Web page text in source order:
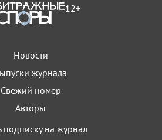
12+
Новости
журнала
Свежий номер
Авторы
подписку на журнал